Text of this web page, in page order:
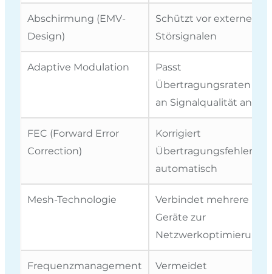
Abschirmung (EMV-
Design)
Schützt vor externen
Störsignalen
Adaptive Modulation
Passt
Übertragungsraten
an Signalqualität an
FEC (Forward Error
Correction)
Korrigiert
Übertragungsfehler
automatisch
Mesh-Technologie
Verbindet mehrere
Geräte zur
Netzwerkoptimierung
Frequenzmanagement
Vermeidet